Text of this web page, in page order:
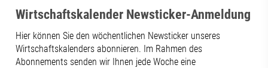
Wirtschaftskalender Newsticker-Anmeldung
Hier können Sie den wöchentlichen Newsticker unseres
Wirtschaftskalenders abonnieren. Im Rahmen des
Abonnements senden wir Ihnen jede Woche eine